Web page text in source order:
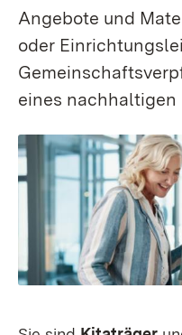
Angebote und
oder
eines nachhaltigen